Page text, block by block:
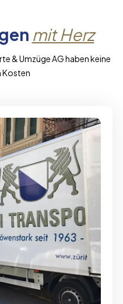
mit Herz
& Umzüge AG haben keine
Kosten